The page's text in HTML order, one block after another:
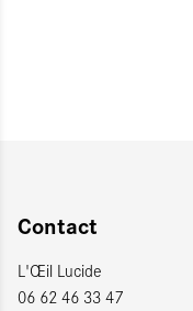
Contact
L 'Œil Lucide
06 62 46 33 47